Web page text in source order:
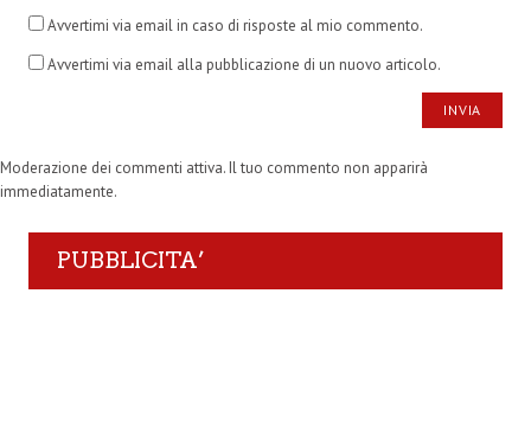
Avvertimi via email in caso di risposte al mio commento.
Avvertimi via email alla pubblicazione di un nuovo articolo.
Moderazione dei commenti attiva. Il tuo commento non apparirà
immediatamente.
PUBBLICITA’